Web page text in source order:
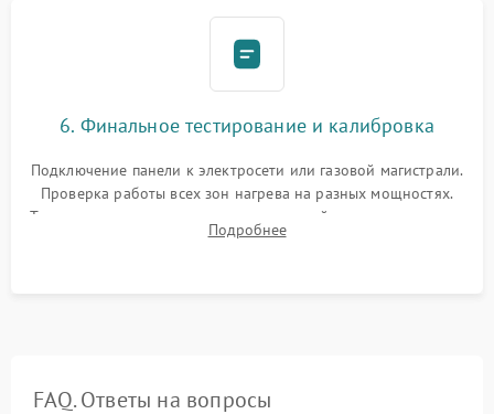
6. Финальное тестирование и калибровка
Подключение панели к электросети или газовой магистрали.
Проверка работы всех зон нагрева на разных мощностях.
Тестирование сенсорного управления, таймера, индикаторов
остаточного тепла и систем защиты от перегрева.
Подробнее
FAQ. Ответы на вопросы